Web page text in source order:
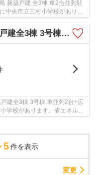
新築戸建 全3棟 車2台並列駐
中央市立三村小学校がありま
棟 車並列2台+広いお庭
建全3棟 3号棟 車並列2台+広
学校があります。省エネルギ
5 件を表示
変更